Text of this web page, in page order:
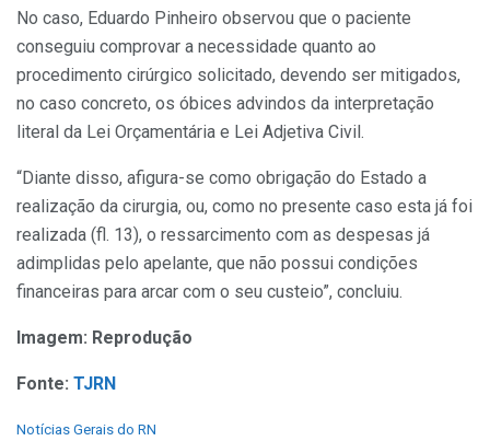
No caso, Eduardo Pinheiro observou que o paciente
conseguiu comprovar a necessidade quanto ao
procedimento cirúrgico solicitado, devendo ser mitigados,
no caso concreto, os óbices advindos da interpretação
literal da Lei Orçamentária e Lei Adjetiva Civil.
“Diante disso, afigura-se como obrigação do Estado a
realização da cirurgia, ou, como no presente caso esta já foi
realizada (fl. 13), o ressarcimento com as despesas já
adimplidas pelo apelante, que não possui condições
financeiras para arcar com o seu custeio”, concluiu.
Imagem: Reprodução
Fonte: TJRN
C
Notícias Gerais do RN